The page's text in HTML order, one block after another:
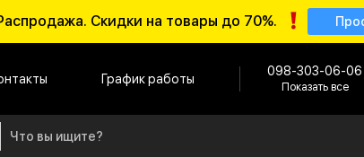
Скидки на товары до 70%.
График работы
098-303-06-06
Показать все